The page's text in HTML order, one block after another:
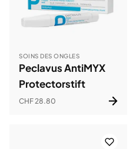
SOINS DES ONGLES
Peclavus AntiMYX
Protectorstift
CHF 28.80